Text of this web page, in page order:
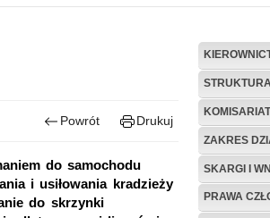
Powrót Drukuj
do samochodu
i usiłowania kradzieży
do skrzynki
ZAKRES
SKARGI I
PRAWA